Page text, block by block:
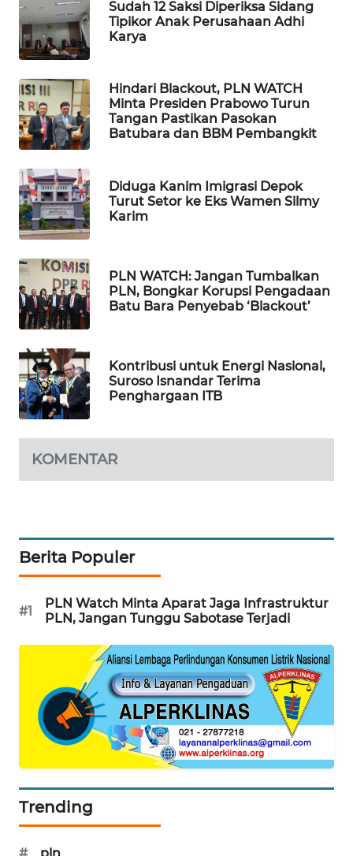
Sudah 12 Saksi Diperiksa Sidang
Tipikor Anak Perusahaan Adhi
Karya
Hindari Blackout, PLN WATCH
Minta Presiden Prabowo Turun
Tangan Pastikan Pasokan
Batubara dan BBM Pembangkit
Diduga Kanim Imigrasi Depok
Turut Setor ke Eks Wamen Silmy
Karim
PLN WATCH: Jangan Tumbalkan
PLN, Bongkar Korupsi Pengadaan
Batu Bara Penyebab ‘Blackout’
Kontribusi untuk Energi Nasional,
Suroso Isnandar Terima
Penghargaan ITB
KOMENTAR
Berita Populer
#1
PLN Watch Minta Aparat Jaga Infrastruktur
PLN, Jangan Tunggu Sabotase Terjadi
Trending
WN
PAKPAK
WN
KARAWANG
WN
WN
BOGOR
WN
DEPOK
WN
TAPANULI
UTARA
WN
SAMOSIR
PADANG
LAWAS
SUMEDANG
CIANJUR
KEPULAUAN
WN
TANGERANG
BINJAI
CIREBON